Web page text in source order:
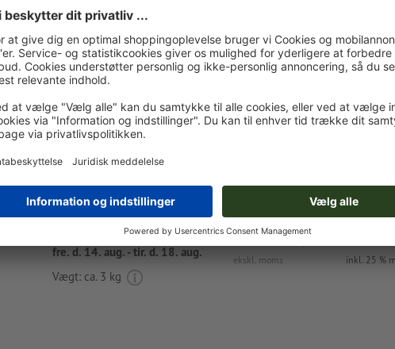
Du kan uploade dine trykfiler før eller efter du afslutter
ekskl. moms
kr. 1.295,94
inkl. 25 %
fre. d. 14. aug. - tir. d. 18. aug.
Vægt: ca. 3 kg